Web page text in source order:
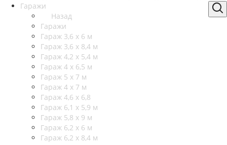
Гаражи
Назад
Гаражи
Гараж 3,6 х 6 м
Гараж 3,6 х 8,4 м
Гараж 4,2 х 5,4 м
Гараж 4 х 6,5 м
Гараж 5 х 7 м
Гараж 4 х 7 м
Гараж 4,6 х 6,8
Гараж 6,1 х 5,9 м
Гараж 5,8 х 9 м
Гараж 6,2 х 6 м
Гараж 6,2 х 8,4 м